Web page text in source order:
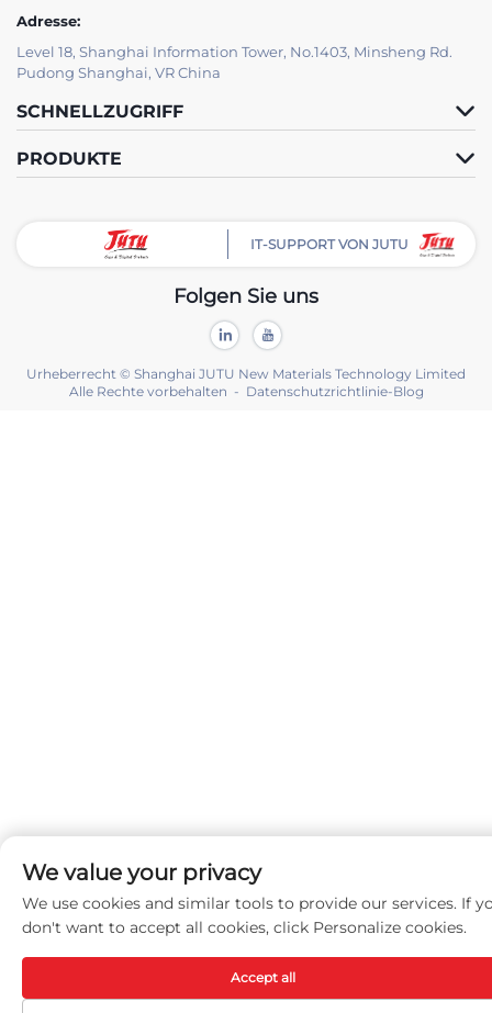
Adresse:
Level 18, Shanghai Information Tower, No.1403, Minsheng Rd.
Pudong Shanghai, VR China
SCHNELLZUGRIFF
PRODUKTE
IT-SUPPORT VON JUTU
Folgen Sie uns
Urheberrecht © Shanghai JUTU New Materials Technology Limited
Alle Rechte vorbehalten - Datenschutzrichtlinie-Blog
We value your privacy
We use cookies and similar tools to provide our services. If
don't want to accept all cookies, click Personalize cookies.
Accept all